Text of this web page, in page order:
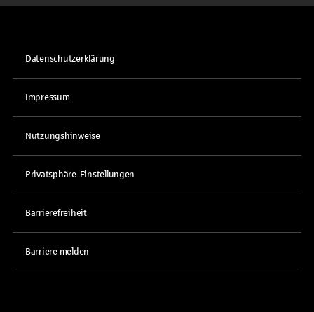
Datenschutzerklärung
Impressum
Nutzungshinweise
Privatsphäre-Einstellungen
Barrierefreiheit
Barriere melden